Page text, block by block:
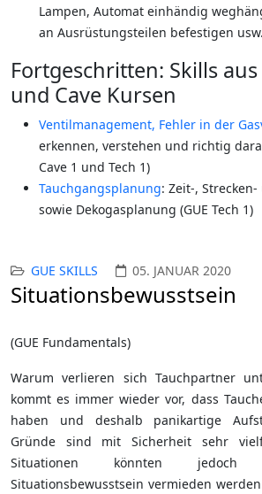
Lampen, Automat einhändig
an Ausrüstungsteilen befestigen usw.
Fortgeschritten: Skills aus
und Cave Kursen
Ventilmanagement, Fehler in der
erkennen, verstehen und richtig
Cave 1 und Tech 1)
Tauchgangsplanung: Zeit-,
sowie Dekogasplanung (GUE Tech 1)
GUE SKILLS 05. JANUAR 2020
Situationsbewusstsein
(GUE Fundamentals)
Warum verlieren sich Tauchpartner
kommt es immer wieder vor, dass
haben und deshalb panikartige
Gründe sind mit Sicherheit sehr
Situationen könnten jedoch
Situationsbewusstsein vermieden